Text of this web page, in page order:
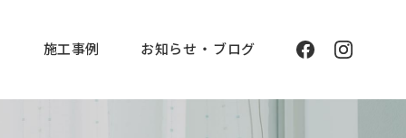
施工事例 お知らせ ・ ブログ